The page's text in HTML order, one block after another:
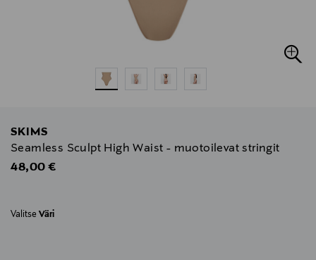
SKIMS
Seamless Sculpt High Waist - muotoilevat stringit
Original Price
48,00 €
Valitse Väri